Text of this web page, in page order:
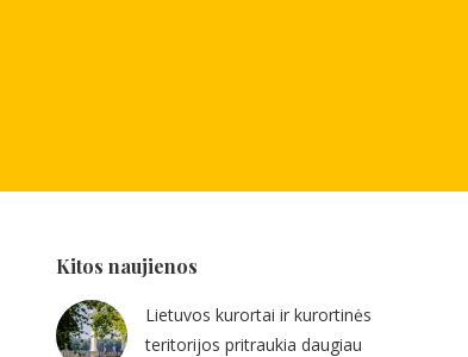
Kitos naujienos
Lietuvos kurortai ir kurortinės
teritorijos pritraukia daugiau